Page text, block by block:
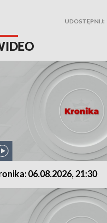
UDOSTĘPNIJ:
06.08.2026, 21:30